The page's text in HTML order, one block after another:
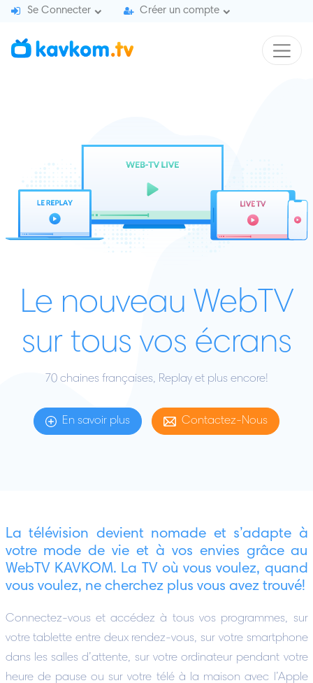
Skip to content
Se Connecter Créer un compte
Le nouveau WebTV
sur tous vos écrans
70 chaines françaises, Replay et plus encore!
En savoir plus Contactez-Nous
La télévision devient nomade et s’adapte à
votre mode de vie et à vos envies grâce au
WebTV KAVKOM. La TV où vous voulez, quand
vous voulez, ne cherchez plus vous avez trouvé!
Connectez-vous et accédez à tous vos programmes, sur
votre tablette entre deux rendez-vous, sur votre smartphone
dans les salles d’attente, sur votre ordinateur pendant votre
heure de pause ou sur votre télé à la maison avec l’Apple